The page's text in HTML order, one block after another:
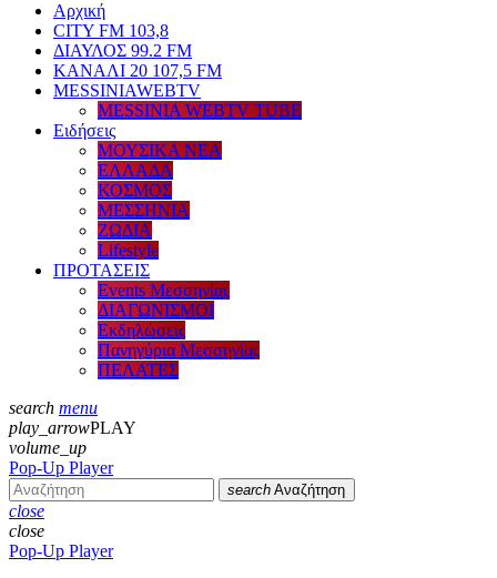
Αρχική
CITY FM 103,8
ΔΙΑΥΛΟΣ 99.2 FM
ΚΑΝΑΛΙ 20 107,5 FM
MESSINIAWEBTV
MESSINIA WEBTV TUBE
Eιδήσεις
ΜΟΥΣΙΚΑ ΝΕΑ
ΕΛΛΑΔΑ
ΚΟΣΜΟΣ
ΜΕΣΣΗΝΙΑ
ΖΩΔΙΑ
Lifestyle
ΠΡΟΤΑΣΕΙΣ
Events Μεσσηνίας
ΔΙΑΓΩΝΙΣΜΟΙ
Εκδηλώσεις
Πανηγύρια Μεσσηνίας
ΠΕΛΑΤΕΣ
search menu
play_arrowPLAY
volume_up
Pop-Up Player
search Αναζήτηση
close
close
Pop-Up Player